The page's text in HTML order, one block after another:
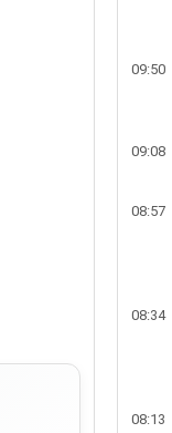
09:50
09:08
08:57
08:34
08:13